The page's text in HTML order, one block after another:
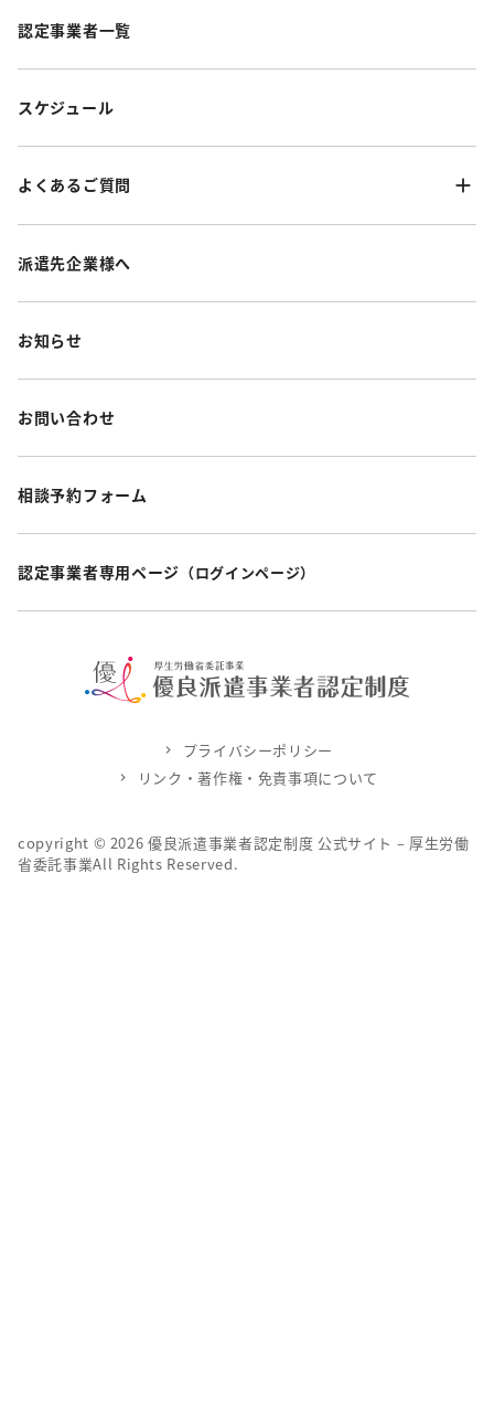
認定事業者一覧
スケジュール
よくあるご質問
派遣先企業様へ
お知らせ
お問い合わせ
相談予約フォーム
認定事業者専用ページ （ログインページ）
copyright © 2026 優良派遣事業者認定制度 公式サイト – 厚生労働
省委託事業All Rights Reserved.
プライバシーポリシー
リンク・著作権・免責事項について